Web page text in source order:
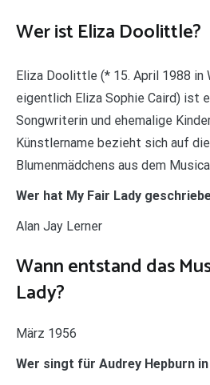
Wer ist Eliza Doolittle?
Eliza Doolittle (* 15. April 1988 in
eigentlich Eliza Sophie Caird) ist
Songwriterin und ehemalige
Künstlername bezieht sich auf
Blumenmädchens aus dem
Wer hat My Fair Lady
Alan Jay Lerner
Wann entstand das
Lady?
März 1956
Wer singt für Audrey Hepburn in